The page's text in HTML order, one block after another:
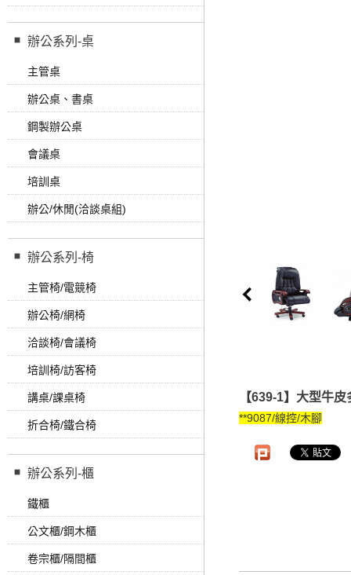
辦公系列-桌
主管桌
辦公桌、書桌
鋼製辦公桌
會議桌
培訓桌
辦公/休閒(洽談桌組)
辦公系列-椅
主管椅/電競椅
辦公椅/網椅
洽談椅/會議椅
培訓椅/訪客椅
講桌/課桌椅
折合椅/鐵合椅
辦公系列-櫃
鐵櫃
公文櫃/鋼木櫃
卷宗櫃/隔間櫃
【639-1】大型牛
**9087/線控/木腳